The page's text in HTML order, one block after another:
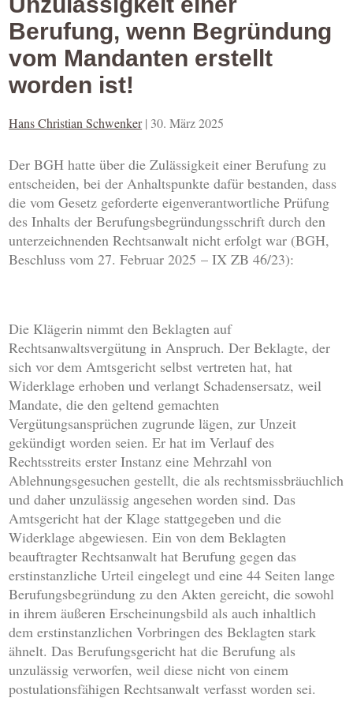
Berufung, wenn Begründung
vom Mandanten erstellt
worden ist!
Hans Christian Schwenker | 30. März 2025
Der BGH hatte über die Zulässigkeit einer Berufung zu
entscheiden, bei der Anhaltspunkte dafür bestanden, dass
die vom Gesetz geforderte eigenverantwortliche Prüfung
des Inhalts der Berufungsbegründungsschrift durch den
unterzeichnenden Rechtsanwalt nicht erfolgt war (BGH,
Beschluss vom 27. Februar 2025 – IX ZB 46/23):
Die Klägerin nimmt den Beklagten auf
Rechtsanwaltsvergütung in Anspruch. Der Beklagte, der
sich vor dem Amtsgericht selbst vertreten hat, hat
Widerklage erhoben und verlangt Schadensersatz, weil
Mandate, die den geltend gemachten
Vergütungsansprüchen zugrunde lägen, zur Unzeit
gekündigt worden seien. Er hat im Verlauf des
Rechtsstreits erster Instanz eine Mehrzahl von
Ablehnungsgesuchen gestellt, die als rechtsmissbräuchlich
und daher unzulässig angesehen worden sind. Das
Amtsgericht hat der Klage stattgegeben und die
Widerklage abgewiesen. Ein von dem Beklagten
beauftragter Rechtsanwalt hat Berufung gegen das
erstinstanzliche Urteil eingelegt und eine 44 Seiten lange
Berufungsbegründung zu den Akten gereicht, die sowohl
in ihrem äußeren Erscheinungsbild als auch inhaltlich
dem erstinstanzlichen Vorbringen des Beklagten stark
ähnelt. Das Berufungsgericht hat die Berufung als
unzulässig verworfen, weil diese nicht von einem
postulationsfähigen Rechtsanwalt verfasst worden sei.